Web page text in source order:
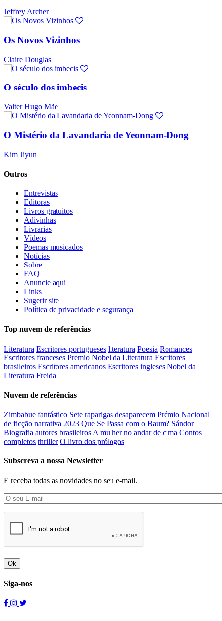
Jeffrey Archer
Os Novos Vizinhos
Claire Douglas
O século dos imbecis
Valter Hugo Mãe
O Mistério da Lavandaria de Yeonnam-Dong
Kim Jiyun
Outros
Entrevistas
Editoras
Livros gratuitos
Adivinhas
Livrarias
Vídeos
Poemas musicados
Notícias
Sobre
FAQ
Anuncie aqui
Links
Sugerir site
Política de privacidade e segurança
Top nuvem de referências
Literatura Escritores portugueses literatura Poesia Romances
Escritores franceses Prémio Nobel da Literatura Escritores
brasileiros Escritores americanos Escritores ingleses Nobel da
Literatura Freida
Nuvem de referências
Zimbabue fantástico Sete raparigas desaparecem Prémio Nacional
de ficção narrativa 2023 Que Se Passa com o Baum? Sándor
Biografia autores brasileiros A mulher no andar de cima Contos
completos thriller O livro dos prólogos
Subscreva a nossa Newsletter
E receba todas as novidades no seu e-mail.
Ok
Siga-nos